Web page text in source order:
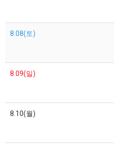
8.08(토)
8.09(일)
8.10(월)